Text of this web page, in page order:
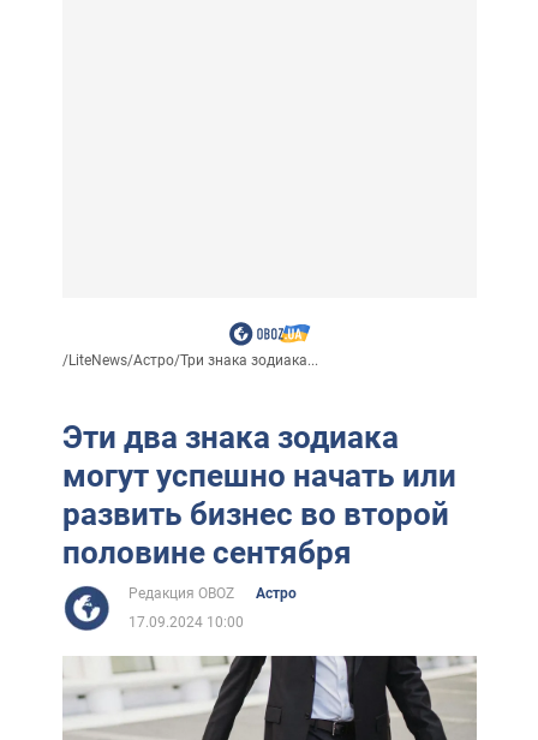
/LiteNews/Астро/Три знака зодиака...
Эти два знака зодиака
могут успешно начать или
развить бизнес во второй
половине сентября
Редакция OBOZ
Астро
17.09.2024 10:00